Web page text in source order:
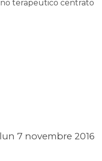
terapeutico centrato
lun 7 novembre 2016